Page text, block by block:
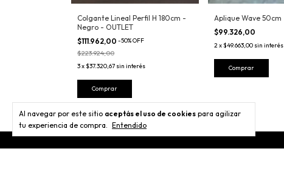
Al navegar por este sitio aceptás el uso de cookies para agilizar
tu experiencia de compra. Entendido
Colgante Lineal Perfil H 180cm -
Negro - OUTLET
$111.962,00 -50%OFF
$223.924,00
3x$37.320,67 sin interés
Comprar
Aplique Wave 50cm
$99.326,00
2x$49.663,00 sin interés
Comprar